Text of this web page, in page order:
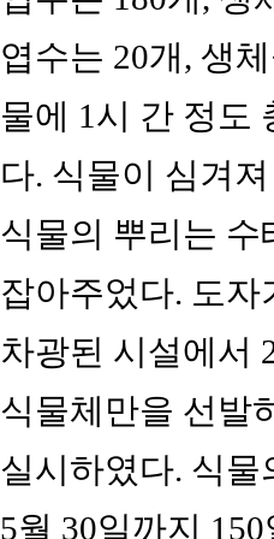
엽수는 20개, 생
물에 1시 간 정도
다. 식물이 심겨
식물의 뿌리는 수
잡아주었다. 도자
차광된 시설에서
식물체만을 선발
실시하였다. 식물
5월 30일까지